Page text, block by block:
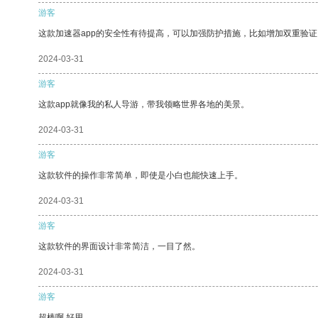
游客
这款加速器app的安全性有待提高，可以加强防护措施，比如增加双重验
2024-03-31
游客
这款app就像我的私人导游，带我领略世界各地的美景。
2024-03-31
游客
这款软件的操作非常简单，即使是小白也能快速上手。
2024-03-31
游客
这款软件的界面设计非常简洁，一目了然。
2024-03-31
游客